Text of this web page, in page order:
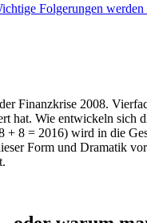
Folgerungen werden
Finanzkrise 2008.
Wie entwickeln
8 = 2016) wird in die
Form und Dramatik